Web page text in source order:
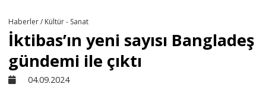
Derkenar
Haberler / Kültür - Sanat
İktibas’ın yeni sayısı Bangladeş
gündemi ile çıktı
04.09.2024